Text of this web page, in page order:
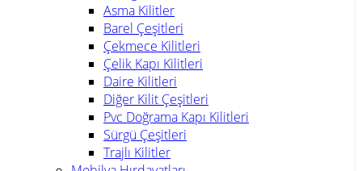
Asma Kilitler
Barel Çeşitleri
Çekmece Kilitleri
Çelik Kapı Kilitleri
Daire Kilitleri
Diğer Kilit Çeşitleri
Pvc Doğrama Kapı Kilitleri
Sürgü Çeşitleri
Trajlı Kilitler